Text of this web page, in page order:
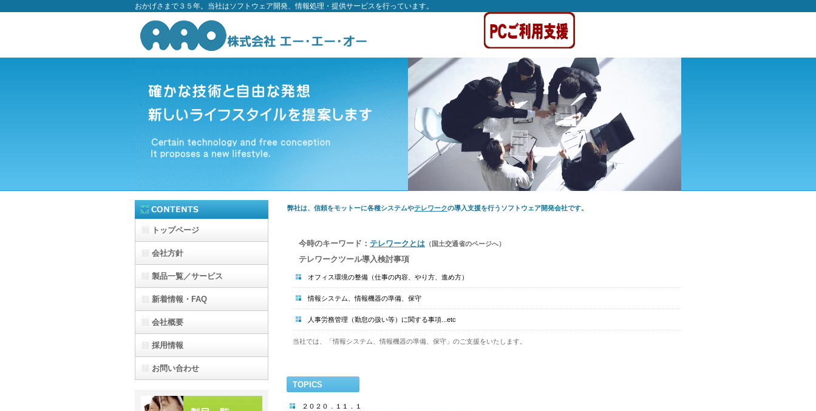
おかげさまで３５年。当社はソフトウェア開発、情報処理・提供サービスを行っています。
弊社は、信頼をモットーに各種システムやテレワークの導入支援を行うソフトウェア開発会社です。
今時のキーワード： テレワークとは （国土交通省のページへ）
テレワークツール導入検討事項
オフィス環境の整備（仕事の内容、やり方、進め方）
情報システム、情報機器の準備、保守
人事労務管理（勤怠の扱い等）に関する事項...etc
当社では、「情報システム、情報機器の準備、保守」のご支援をいたします。
TOPICS
２０２０．１１．１
トップページ
会社方針
製品一覧／サービス
新着情報・FAQ
会社概要
採用情報
お問い合わせ